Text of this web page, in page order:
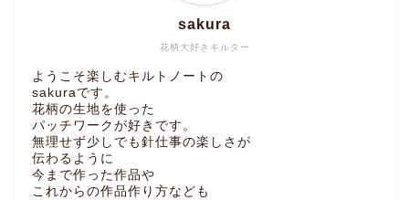
花柄大好きキルター
sakura
ようこそ楽しむキルトノートの
sakuraです。
花柄の生地を使った
パッチワークが好きです。
無理せず少しでも針仕事の楽しさが
伝わるように
今まで作った作品や
これからの作品作り方なども